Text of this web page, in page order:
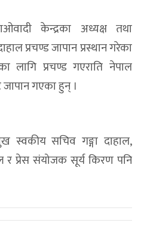
केन्द्रका अध्यक्ष तथा
प्रचण्ड जापान प्रस्थान गरेका
लागि प्रचण्ड गएराति नेपाल
गएका हुन् ।
स्वकीय सचिव गङ्गा दाहाल,
प्रेस संयोजक सूर्य किरण पनि